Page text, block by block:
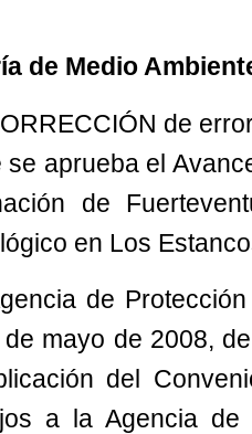
de Medio
de
se aprueba el
de
en Los
de
mayo de 2008,
del
a la Agencia